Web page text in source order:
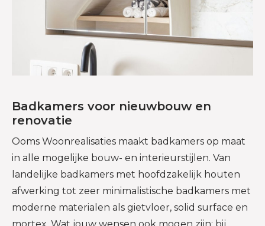
Badkamers voor nieuwbouw en
renovatie
Ooms Woonrealisaties maakt badkamers op maat
in alle mogelijke bouw- en interieurstijlen. Van
landelijke badkamers met hoofdzakelijk houten
afwerking tot zeer minimalistische badkamers met
moderne materialen als gietvloer, solid surface en